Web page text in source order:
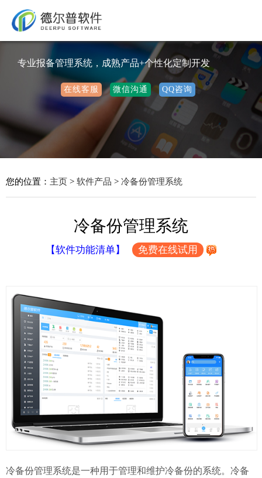
专业报备管理系统，成熟产品+个性化定制开发
在线客服 微信沟通 QQ咨询
您的位置： 主页 > 软件产品 > 冷备份管理系统
冷备份管理系统
【软件功能清单】 免费在线试用
冷备份管理系统是一种用于管理和维护冷备份的系统。冷备